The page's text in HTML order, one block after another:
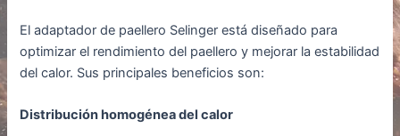
El adaptador de paellero Selinger está diseñado para
optimizar el rendimiento del paellero y mejorar la estabilidad
del calor. Sus principales beneficios son:
Distribución homogénea del calor